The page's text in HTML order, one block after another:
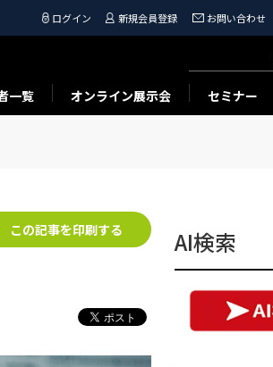
ログイン 新規会員登録 お問い合わせ
一覧 オンライン展示会 セミナー
この記事を印刷する AI検索